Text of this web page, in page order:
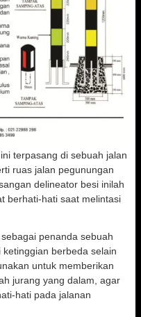
terpasang di sebuah jalan
ruas jalan pegunungan
delineator besi inilah
berhati-hati saat melintasi
penanda sebuah
berbeda selain
untuk memberikan
jurang yang dalam, agar
hati pada jalanan